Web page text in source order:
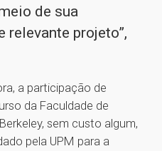
de sua
relevante projeto”,
a participação de
da Faculdade de
sem custo algum,
pela UPM para a